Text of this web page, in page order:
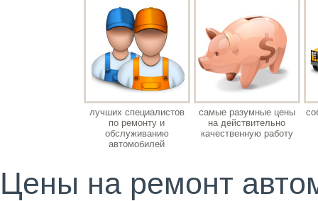
лучших специалистов
по ремонту и
обслуживанию
автомобилей
самые разумные цены
на действительно
качественную работу
Цены на ремонт